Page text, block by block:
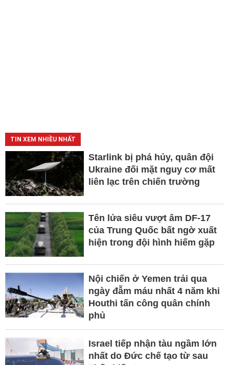
TIN XEM NHIỀU NHẤT
Starlink bị phá hủy, quân đội
Ukraine đối mặt nguy cơ mất
liên lạc trên chiến trường
Tên lửa siêu vượt âm DF-17
của Trung Quốc bất ngờ xuất
hiện trong đội hình hiếm gặp
Nội chiến ở Yemen trải qua
ngày đẫm máu nhất 4 năm khi
Houthi tấn công quân chính
phủ
Israel tiếp nhận tàu ngầm lớn
nhất do Đức chế tạo từ sau